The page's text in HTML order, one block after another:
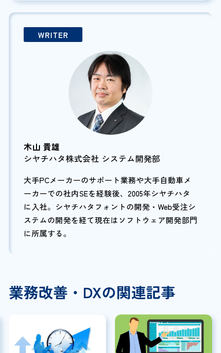
WRITER
木山 貴雄
シヤチハタ株式会社 システム開発部
大手PCメーカーのサポート業務や大手自動車メ
ーカーでの社内SEを経験後、2005年シヤチハタ
に入社。シヤチハタフォントの開発・Web受注シ
ステムの開発を経て現在はソフトウェア開発部門
に所属する。
業務改善・DXの関連記事